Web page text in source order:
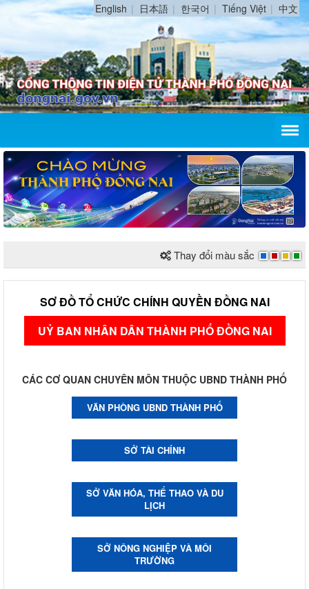
English 日本語 한국어 Tiếng Việt 中文
Thay đổi màu sắc
SƠ ĐỒ TỔ CHỨC CHÍNH QUYỀN ĐỒNG NAI
UỶ BAN NHÂN DÂN THÀNH PHỐ ĐỒNG NAI
CÁC CƠ QUAN CHUYÊN MÔN THUỘC UBND THÀNH PHỐ
VĂN PHÒNG UBND THÀNH PHỐ
SỞ TÀI CHÍNH
SỞ VĂN HÓA, THỂ THAO VÀ DU
LỊCH
SỞ NÔNG NGHIỆP VÀ MÔI
TRƯỜNG